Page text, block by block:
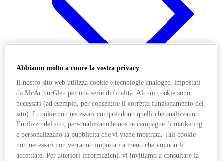
Offerte
Abbiamo molto a cuore la vostra privacy
Il nostro sito web utilizza cookie e tecnologie analoghe, impostati
da McArthurGlen per una serie di finalità. Alcuni cookie sono
necessari (ad esempio, per consentire il corretto funzionamento del
sito). I cookie non necessari comprendono quelli che analizzano
l’utilizzo del sito, personalizzano le nostre campagne di marketing
e personalizzano la pubblicità che vi viene mostrata. Tali cookie
non necessari non verranno impostati a meno che voi non li
accettiate. Per ulteriori informazioni, vi invitiamo a consultare la